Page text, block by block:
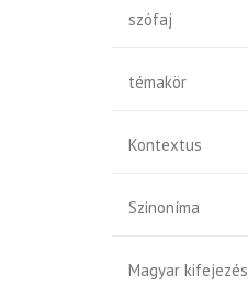
szófaj
témakör
Kontextus
Szinoníma
Magyar kifejezés